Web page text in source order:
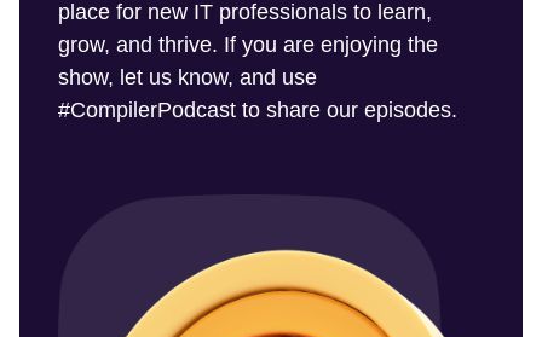
place for new IT professionals to learn,
grow, and thrive. If you are enjoying the
show, let us know, and use
#CompilerPodcast to share our episodes.